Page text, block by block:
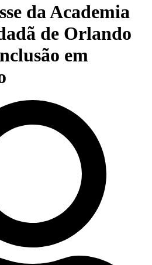
da Academia
de Orlando
em